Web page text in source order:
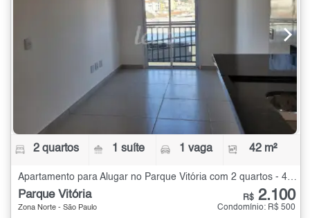
2 quartos 1 suíte 1 vaga 42 m²
Parque Vitória
Zona Norte - São Paulo
R$ 2.100
Condomínio: R$ 500